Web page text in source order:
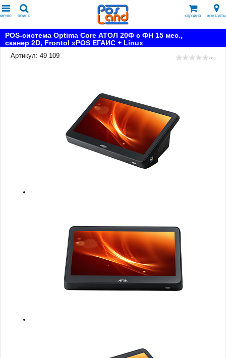
меню поиск корзина контакты
POS-система Optima Core АТОЛ 20Ф с ФН 15 мес.,
сканер 2D, Frontol xPOS ЕГАИС + Linux
Артикул: 49 109
( 0 )